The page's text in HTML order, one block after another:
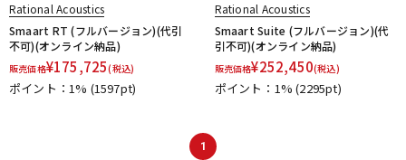
Rational Acoustics
Smaart RT (フルバージョン)(代引
不可)(オンライン納品)
販売価格¥175,725(税込)
ポイント：1% (1597pt)
Rational Acoustics
Smaart Suite (フルバージョン)(代
引不可)(オンライン納品)
販売価格¥252,450(税込)
ポイント：1%(2295pt)
1